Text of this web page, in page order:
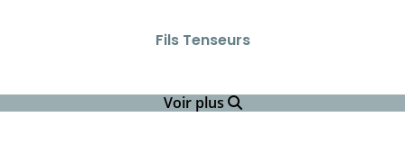
Fils Tenseurs
Voir plus